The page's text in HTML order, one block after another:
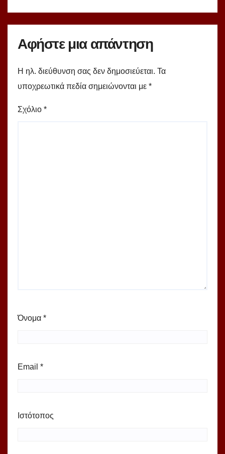
Αφήστε μια απάντηση
Η ηλ. διεύθυνση σας δεν δημοσιεύεται. Τα
υποχρεωτικά πεδία σημειώνονται με *
Σχόλιο *
Όνομα *
Email *
Ιστότοπος